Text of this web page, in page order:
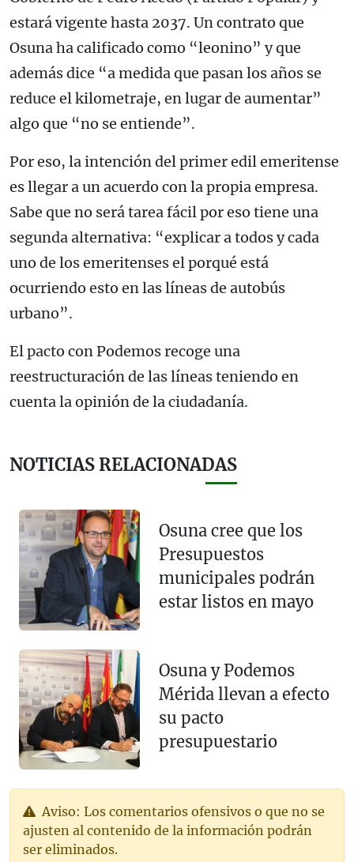
estará vigente hasta 2037. Un contrato que
Osuna ha calificado como “leonino” y que
además dice “a medida que pasan los años se
reduce el kilometraje, en lugar de aumentar”
algo que “no se entiende”.
Por eso, la intención del primer edil emeritense
es llegar a un acuerdo con la propia empresa.
Sabe que no será tarea fácil por eso tiene una
segunda alternativa: “explicar a todos y cada
uno de los emeritenses el porqué está
ocurriendo esto en las líneas de autobús
urbano”.
El pacto con Podemos recoge una
reestructuración de las líneas teniendo en
cuenta la opinión de la ciudadanía.
NOTICIAS RELACIONADAS
Osuna cree que los
Presupuestos
municipales podrán
estar listos en mayo
Osuna y Podemos
Mérida llevan a efecto
su pacto
presupuestario
Aviso: Los comentarios ofensivos o que no se
ajusten al contenido de la información podrán
ser eliminados.